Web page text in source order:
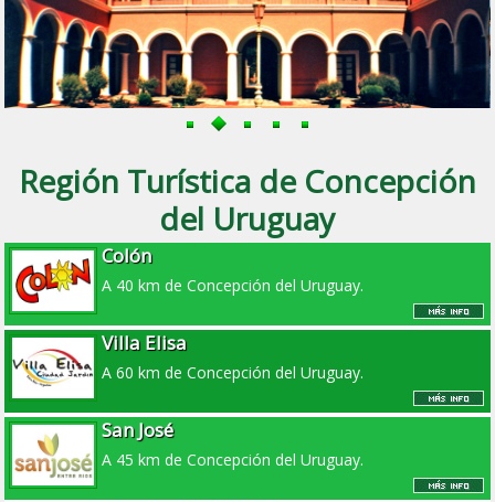
Región Turística de Concepción
del Uruguay
Colón
A 40 km de Concepción del Uruguay.
Villa Elisa
A 60 km de Concepción del Uruguay.
San José
A 45 km de Concepción del Uruguay.